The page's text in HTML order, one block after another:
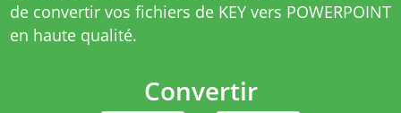
de convertir vos fichiers de KEY vers POWERPOINT
en haute qualité.
Convertir